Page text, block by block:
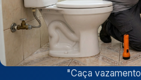
"Caça